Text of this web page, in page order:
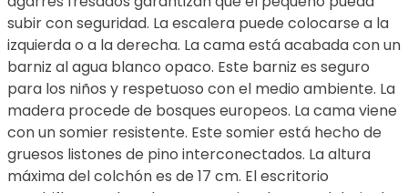
subir con seguridad. La escalera puede colocarse a la
izquierda o a la derecha. La cama está acabada con un
barniz al agua blanco opaco. Este barniz es seguro
para los niños y respetuoso con el medio ambiente. La
madera procede de bosques europeos. La cama viene
con un somier resistente. Este somier está hecho de
gruesos listones de pino interconectados. La altura
máxima del colchón es de 17 cm. El escritorio